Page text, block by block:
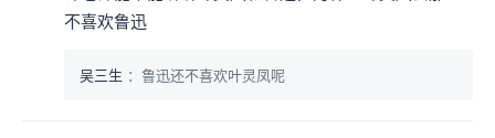
不喜欢鲁迅
吴三生 ：鲁迅还不喜欢叶灵凤呢